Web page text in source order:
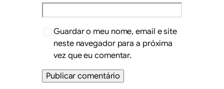
Guardar o meu nome, email e site
neste navegador para a próxima
vez que eu comentar.